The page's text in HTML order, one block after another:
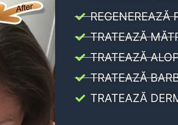
REGENEREAZĂ
TRATEAZĂ
TRATEAZĂ
TRATEAZĂ
TRATEAZĂ